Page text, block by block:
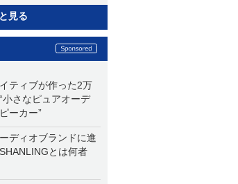
見る
ティブが作った2万
小さなピュアオーデ
ーカー”
ディオブランドに進
とは何者